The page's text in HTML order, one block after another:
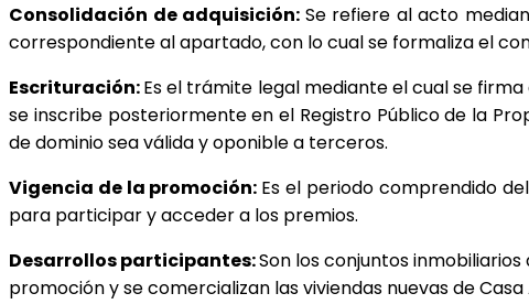
Consolidación de adquisición: Se refiere al acto
correspondiente al apartado, con lo cual se formaliza el
Escrituración: Es el trámite legal mediante el cual se
se inscribe posteriormente en el Registro Público de la
de dominio sea válida y oponible a terceros.
Vigencia de la promoción: Es el periodo comprendido
para participar y acceder a los premios.
Desarrollos participantes: Son los conjuntos
promoción y se comercializan las viviendas nuevas de Casa